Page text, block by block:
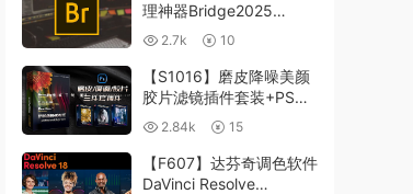
理神器Bridge2025
15.0.3 WIN系统 右键可
进入ACR
2.7k 10
【S1016】磨皮降噪美颜
胶片滤镜插件套装+PS动
作 Imagenomic
Professional Plugin Suite
v2027 Win汉化中文版
2.84k 15
【F607】达芬奇调色软件
DaVinci Resolve